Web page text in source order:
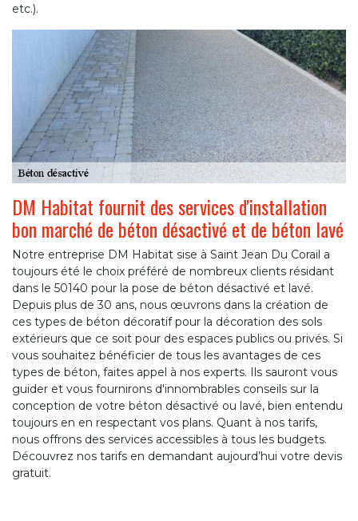
etc.).
DM Habitat fournit des services d'installation
bon marché de béton désactivé et de béton lavé
Notre entreprise DM Habitat sise à Saint Jean Du Corail a
toujours été le choix préféré de nombreux clients résidant
dans le 50140 pour la pose de béton désactivé et lavé.
Depuis plus de 30 ans, nous œuvrons dans la création de
ces types de béton décoratif pour la décoration des sols
extérieurs que ce soit pour des espaces publics ou privés. Si
vous souhaitez bénéficier de tous les avantages de ces
types de béton, faites appel à nos experts. Ils sauront vous
guider et vous fournirons d'innombrables conseils sur la
conception de votre béton désactivé ou lavé, bien entendu
toujours en en respectant vos plans. Quant à nos tarifs,
nous offrons des services accessibles à tous les budgets.
Découvrez nos tarifs en demandant aujourd’hui votre devis
gratuit.